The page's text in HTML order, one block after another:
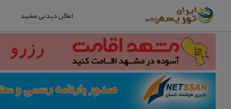
اماکن دیدنی مشهد